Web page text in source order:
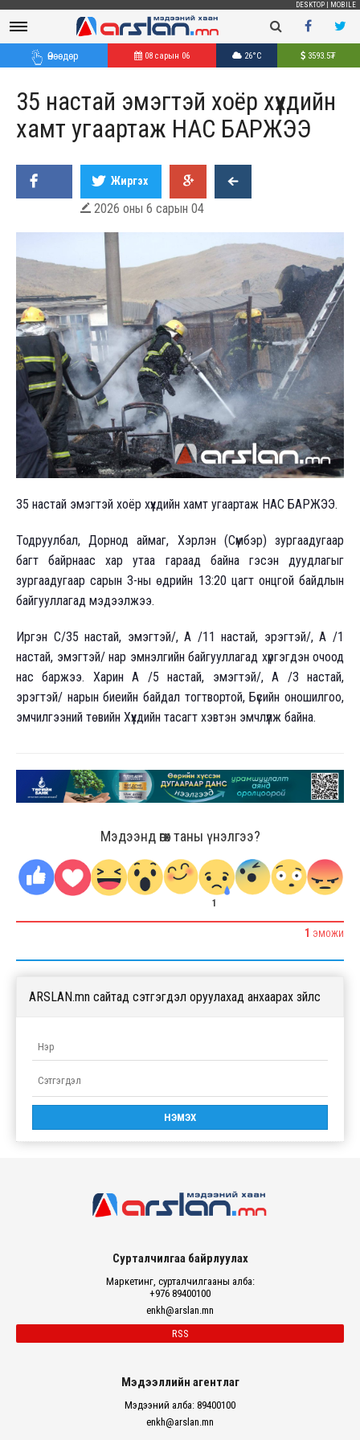
DESKTOP MOBILE
Өнөөдөр 08 сарын 06 26°C 3593.5₮
35 настай эмэгтэй хоёр хүүхдийн
хамт угаартаж НАС БАРЖЭЭ
Жиргэх
 2026 оны 6 сарын 04
35 настай эмэгтэй хоёр хүүхдийн хамт угаартаж НАС БАРЖЭЭ.
Тодруулбал, Дорнод аймаг, Хэрлэн (Сүмбэр) зургаадугаар
багт байрнаас хар утаа гараад байна гэсэн дуудлагыг
зургаадугаар сарын 3-ны өдрийн 13:20 цагт онцгой байдлын
байгууллагад мэдээлжээ.
Иргэн С/35 настай, эмэгтэй/, А /11 настай, эрэгтэй/, А /1
настай, эмэгтэй/ нар эмнэлгийн байгууллагад хүргэгдэн очоод
нас баржээ. Харин А /5 настай, эмэгтэй/, А /3 настай,
эрэгтэй/ нарын биеийн байдал тогтвортой, Бүсийн оношилгоо,
эмчилгээний төвийн Хүүхдийн тасагт хэвтэн эмчлүүлж байна.
Мэдээнд өгөх таны үнэлгээ?
1
1 ЭМОЖИ
ARSLAN.mn сайтад сэтгэгдэл оруулахад анхаарах зүйлс
Сурталчилгаа байрлуулах
Маркетинг, сурталчилгааны алба:
+976 89400100
enkh@arslan.mn
RSS
Мэдээллийн агентлаг
Мэдээний алба: 89400100
enkh@arslan.mn